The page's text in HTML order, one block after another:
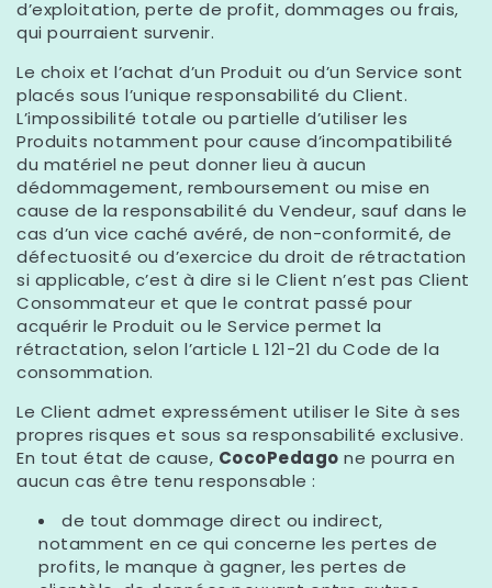
d’exploitation, perte de profit, dommages ou frais,
qui pourraient survenir.
Le choix et l’achat d’un Produit ou d’un Service sont
placés sous l’unique responsabilité du Client.
L’impossibilité totale ou partielle d’utiliser les
Produits notamment pour cause d’incompatibilité
du matériel ne peut donner lieu à aucun
dédommagement, remboursement ou mise en
cause de la responsabilité du Vendeur, sauf dans le
cas d’un vice caché avéré, de non-conformité, de
défectuosité ou d’exercice du droit de rétractation
si applicable, c’est à dire si le Client n’est pas Client
Consommateur et que le contrat passé pour
acquérir le Produit ou le Service permet la
rétractation, selon l’article L 121-21 du Code de la
consommation.
Le Client admet expressément utiliser le Site à ses
propres risques et sous sa responsabilité exclusive.
En tout état de cause, CocoPedago ne pourra en
aucun cas être tenu responsable :
de tout dommage direct ou indirect,
notamment en ce qui concerne les pertes de
profits, le manque à gagner, les pertes de